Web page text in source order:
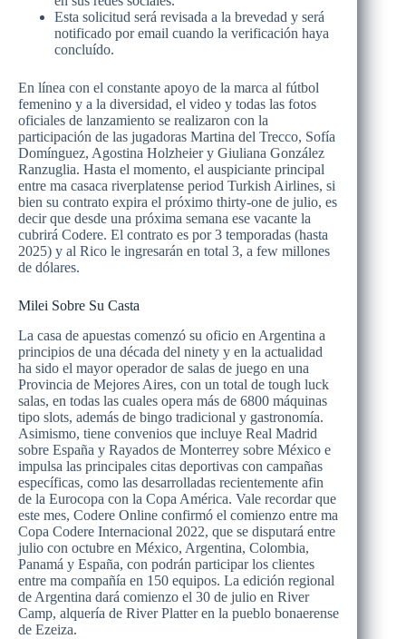
Esta solicitud será revisada a la brevedad y será
notificado por email cuando la verificación haya
concluído.
En línea con el constante apoyo de la marca al fútbol
femenino y a la diversidad, el video y todas las fotos
oficiales de lanzamiento se realizaron con la
participación de las jugadoras Martina del Trecco, Sofía
Domínguez, Agostina Holzheier y Giuliana González
Ranzuglia. Hasta el momento, el auspiciante principal
entre ma casaca riverplatense period Turkish Airlines, si
bien su contrato expira el próximo thirty-one de julio, es
decir que desde una próxima semana ese vacante la
cubrirá Codere. El contrato es por 3 temporadas (hasta
2025) y al Rico le ingresarán en total 3, a few millones
de dólares.
Milei Sobre Su Casta
La casa de apuestas comenzó su oficio en Argentina a
principios de una década del ninety y en la actualidad
ha sido el mayor operador de salas de juego en una
Provincia de Mejores Aires, con un total de tough luck
salas, en todas las cuales opera más de 6800 máquinas
tipo slots, además de bingo tradicional y gastronomía.
Asimismo, tiene convenios que incluye Real Madrid
sobre España y Rayados de Monterrey sobre México e
impulsa las principales citas deportivas con campañas
específicas, como las desarrolladas recientemente afin
de la Eurocopa con la Copa América. Vale recordar que
este mes, Codere Online confirmó el comienzo entre ma
Copa Codere Internacional 2022, que se disputará entre
julio con octubre en México, Argentina, Colombia,
Panamá y España, con podrán participar los clientes
entre ma compañía en 150 equipos. La edición regional
de Argentina dará comienzo el 30 de julio en River
Camp, alquería de River Platter en la pueblo bonaerense
de Ezeiza.